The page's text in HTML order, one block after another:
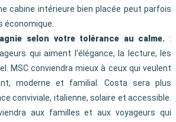
cabine intérieure bien placée peut parfois
économique.
selon votre tolérance au calme. :
qui aiment l'élégance, la lecture, les
MSC conviendra mieux à ceux qui veulent
moderne et familial. Costa sera plus
conviviale, italienne, solaire et accessible.
aux familles et aux voyageurs qui